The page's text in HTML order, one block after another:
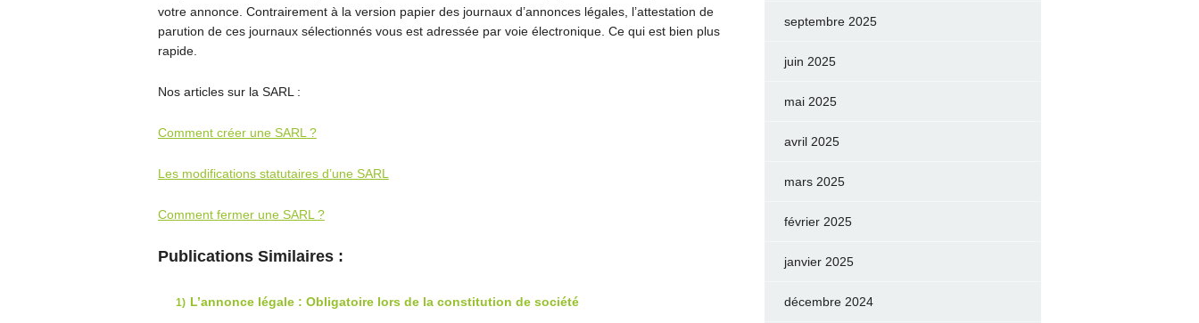
votre annonce. Contrairement à la version papier des journaux d’annonces légales, l’attestation de
parution de ces journaux sélectionnés vous est adressée par voie électronique. Ce qui est bien plus
rapide.
Nos articles sur la SARL :
Comment créer une SARL ?
Les modifications statutaires d’une SARL
Comment fermer une SARL ?
Publications Similaires :
L’annonce légale : Obligatoire lors de la constitution de société
septembre 2025
juin 2025
mai 2025
avril 2025
mars 2025
février 2025
janvier 2025
décembre 2024